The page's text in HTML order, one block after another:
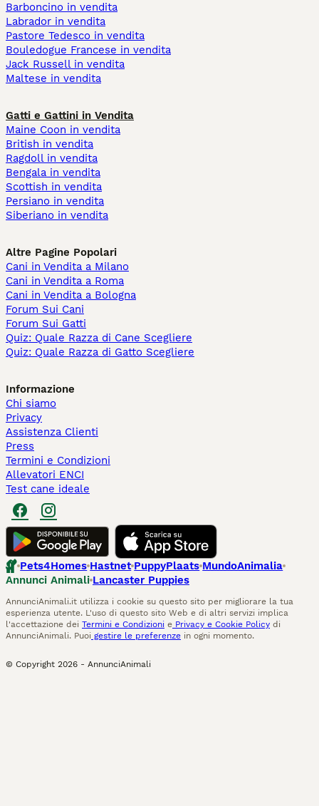
Barboncino in vendita
Labrador in vendita
Pastore Tedesco in vendita
Bouledogue Francese in vendita
Jack Russell in vendita
Maltese in vendita
Gatti e Gattini in Vendita
Maine Coon in vendita
British in vendita
Ragdoll in vendita
Bengala in vendita
Scottish in vendita
Persiano in vendita
Siberiano in vendita
Altre Pagine Popolari
Cani in Vendita a Milano
Cani in Vendita a Roma
Cani in Vendita a Bologna
Forum Sui Cani
Forum Sui Gatti
Quiz: Quale Razza di Cane Scegliere
Quiz: Quale Razza di Gatto Scegliere
Informazione
Chi siamo
Privacy
Assistenza Clienti
Press
Termini e Condizioni
Allevatori ENCI
Test cane ideale
Pets4Homes Hastnet PuppyPlaats MundoAnimalia
Annunci Animali Lancaster Puppies
AnnunciAnimali.it utilizza i cookie su questo sito per migliorare la tua
esperienza utente. L'uso di questo sito Web e di altri servizi implica
l'accettazione dei Termini e Condizioni e Privacy e Cookie Policy di
AnnunciAnimali. Puoi gestire le preferenze in ogni momento.
© Copyright 2026 - AnnunciAnimali